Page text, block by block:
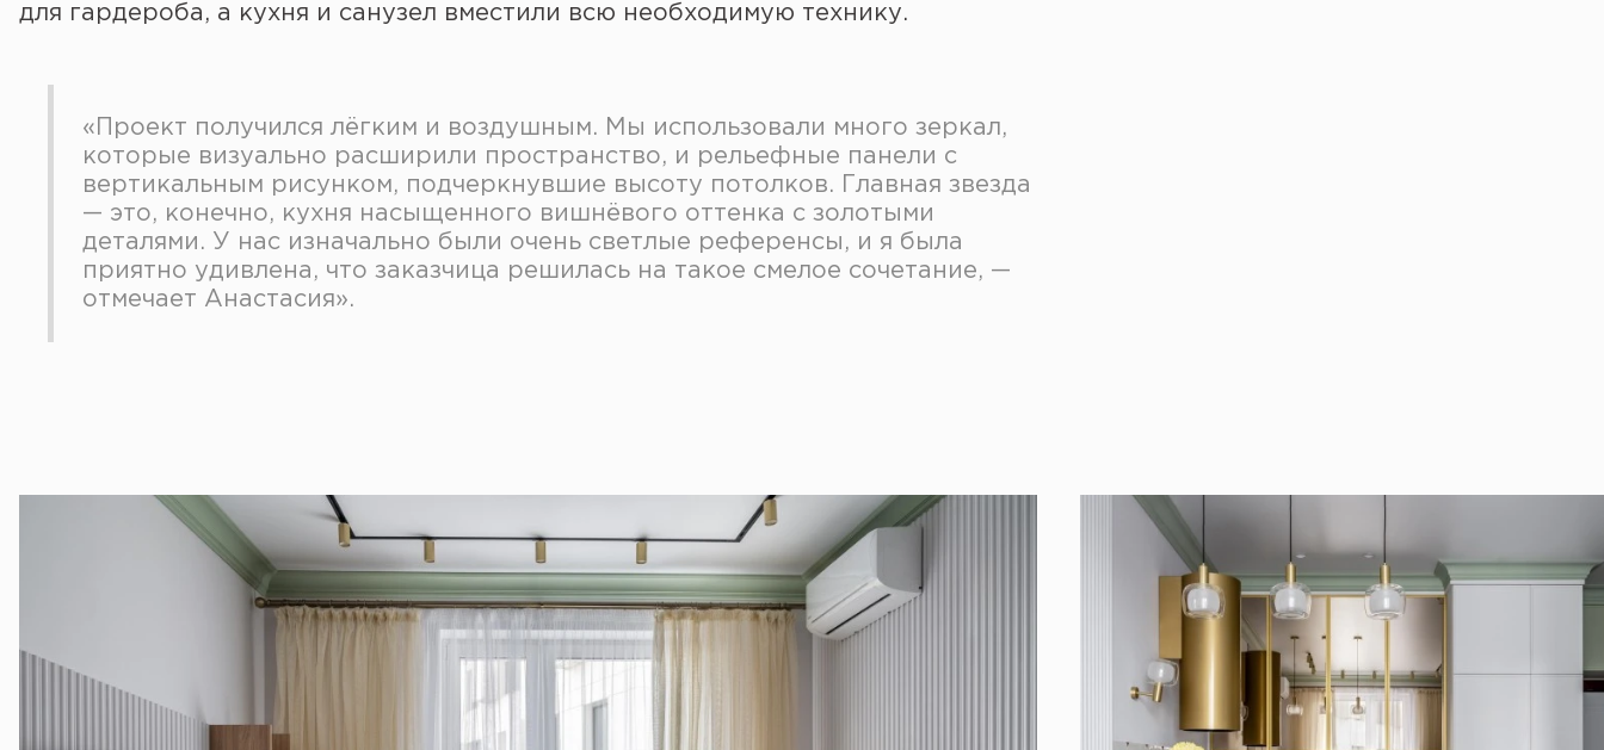
для гардероба, а кухня и санузел вместили всю необходимую технику.
«Проект получился лёгким и воздушным. Мы использовали много зеркал,
которые визуально расширили пространство, и рельефные панели с
вертикальным рисунком, подчеркнувшие высоту потолков. Главная звезда
— это, конечно, кухня насыщенного вишнёвого оттенка с золотыми
деталями. У нас изначально были очень светлые референсы, и я была
приятно удивлена, что заказчица решилась на такое смелое сочетание, —
отмечает Анастасия».